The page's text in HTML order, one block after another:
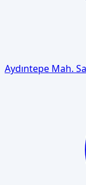
Aydıntepe Mah.